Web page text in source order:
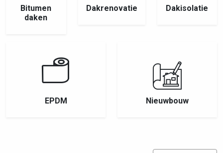
Bitumen
daken
Dakrenovatie Dakisolatie
EPDM Nieuwbouw